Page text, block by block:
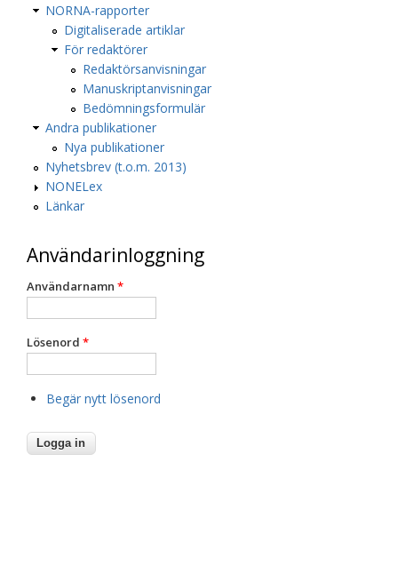
NORNA-rapporter
Digitaliserade artiklar
För redaktörer
Redaktörsanvisningar
Manuskriptanvisningar
Bedömningsformulär
Andra publikationer
Nya publikationer
Nyhetsbrev (t.o.m. 2013)
NONELex
Länkar
Användarinloggning
Användarnamn *
Lösenord *
Begär nytt lösenord